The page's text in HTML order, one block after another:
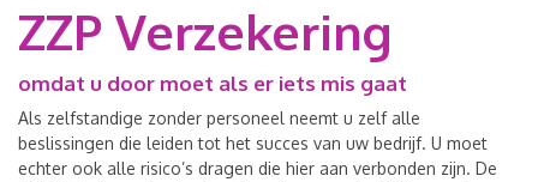
ZZP Verzekering
omdat u door moet als er iets mis gaat
Als zelfstandige zonder personeel neemt u zelf alle
beslissingen die leiden tot het succes van uw bedrijf. U moet
echter ook alle risico’s dragen die hier aan verbonden zijn. De